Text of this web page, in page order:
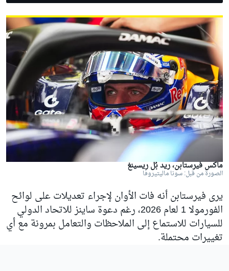
ماكس فيرستابن، ريد بُل ريسينغ
الصورة من قبل: سونا ماليتيروفا
يرى فيرستابن أنه فات الأوان لإجراء تعديلات على لوائح
الفورمولا 1 لعام 2026، رغم دعوة ساينز للاتحاد الدولي
للسيارات للاستماع إلى الملاحظات والتعامل بمرونة مع أي
تغييرات محتملة.